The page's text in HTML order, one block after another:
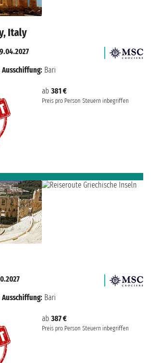
Italy
ab 381 €
Preis pro Person Steuern inbegriffen
Ausschiffung: Bari
ab 387 €
Preis pro Person Steuern inbegriffen
Ausschiffung: Bari